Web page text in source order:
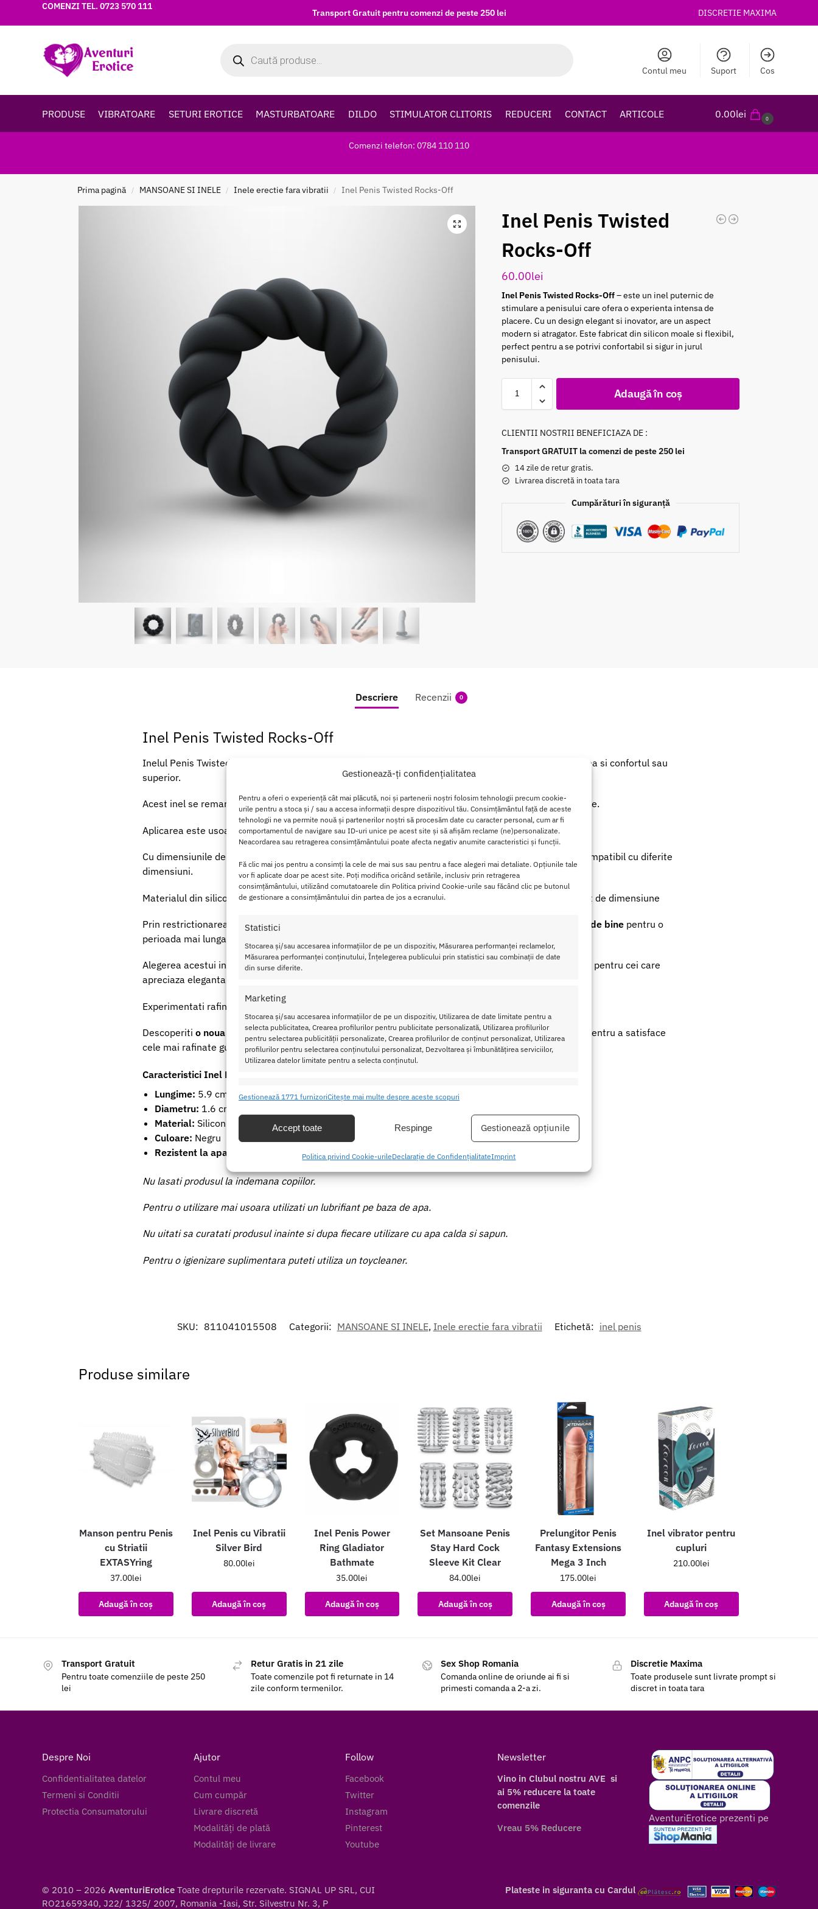
Gestionează-ți confidențialitatea
Pentru a oferi o experiență cât mai plăcută, noi și partenerii noștri folosim tehnologii precum cookie-
urile pentru a stoca și / sau a accesa informații despre dispozitivul tău. Consimțământul față de aceste
tehnologii ne va permite nouă și partenerilor noștri să procesăm date cu caracter personal, cum ar fi
comportamentul de navigare sau ID-uri unice pe acest site și să afișăm reclame (ne)personalizate.
Neacordarea sau retragerea consimțământului poate afecta negativ anumite caracteristici și funcții.
Fă clic mai jos pentru a consimți la cele de mai sus sau pentru a face alegeri mai detaliate. Opțiunile tale
vor fi aplicate doar pe acest site. Poți modifica oricând setările, inclusiv prin retragerea
consimțământului, utilizând comutatoarele din Politica privind Cookie-urile sau făcând clic pe butonul
de gestionare a consimțământului din partea de jos a ecranului.
Statistici
Stocarea și/sau accesarea informațiilor de pe un dispozitiv, Măsurarea performanței reclamelor,
Măsurarea performanței conținutului, Înțelegerea publicului prin statistici sau combinații de date
din surse diferite.
Marketing
Stocarea și/sau accesarea informațiilor de pe un dispozitiv, Utilizarea de date limitate pentru a
selecta publicitatea, Crearea profilurilor pentru publicitate personalizată, Utilizarea profilurilor
pentru selectarea publicității personalizate, Crearea profilurilor de conținut personalizat, Utilizarea
profilurilor pentru selectarea conținutului personalizat, Dezvoltarea și îmbunătățirea serviciilor,
Utilizarea datelor limitate pentru a selecta conținutul.
dispozitive, Identificarea dispozitivelor pe baza informațiilor transmise automat.
baza informațiilor solicitate în mod activ.
erorilor, Furnizarea și prezentarea publicității și a conținutului,
Gestionează 1771 furnizoriCitește mai multe despre aceste scopuri
Accept toate Respinge Gestionează opțiunile
Politica privind Cookie-urileDeclarație de ConfidențialitateImprint
COMENZI TEL.0723 570 111
Transport Gratuit pentru comenzi de peste 250 lei DISCRETIE MAXIMA
Contul meu Suport Cos
PRODUSE VIBRATOARE SETURI EROTICE MASTURBATOARE DILDO STIMULATOR CLITORIS REDUCERI CONTACT ARTICOLE 0.00lei 0
Comenzi telefon: 0784 110 110
Prima pagină / MANSOANE SI INELE / Inele erectie fara vibratii / Inel Penis Twisted Rocks-Off
Inel Penis Twisted
Rocks-Off
60.00lei
Inel Penis Twisted Rocks-Off– este un inel puternic de
stimulare a penisului care ofera o experienta intensa de
placere. Cu un design elegant si inovator, are un aspect
modern si atragator. Este fabricat din silicon moale si flexibil,
perfect pentru a se potrivi confortabil si sigur in jurul
penisului.
Adaugă în coș
CLIENTII NOSTRII BENEFICIAZA DE :
Transport GRATUIT la comenzi de peste 250 lei
14 zile de retur gratis.
Livrarea discretă in toata tara
Cumpărături în siguranță
Descriere Recenzii 0
Inel Penis Twisted Rocks-Off
Inelul Penis Twisted este fabricat din
, un material apreciat pentru flexibilitatea si confortul sau
superior.
Acest inel se remarca prin designul sau unic, cu un model torsionat care adauga eleganta si practicitate.
Aplicarea este usoara, in special cu ajutorul unui lubrifiant pe baza de apa.
Cu dimensiunile de 5.9 cm in lungime si 1.6 cm in diametru, inelul
si este compatibil cu diferite
dimensiuni.
Materialul din silicon lichidse muleaza perfectpe formele corpului, oferind o potrivire ideala indiferent de dimensiune
Prin restrictionarea usoara a fluxului sanguin, Inelul Penis Twisted contribuie la mentinerea unei stari de binepentru o
perioada mai lunga de timp, fara a compromite confortul.
Alegerea acestui inel aduce o combinatie perfecta intre stil si functionalitate, fiind o optiune excelenta pentru cei care
apreciaza eleganta si confortul.
Experimentati rafinamentul si confortul oferite de Inelul Penis Twisted!
Descoperiti o noua dimensiune a bunastariicu acest produs de incredere si inalta calitate, conceput pentru a satisface
cele mai rafinate gusturi.
Caracteristici Inel Penis Twisted Rocks-Off
Lungime: 5.9 cm
Diametru: 1.6 cm
Material: Silicon
Culoare: Negru
Rezistent la apa
Nu lasati produsul la indemana copiilor.
Pentru o utilizare mai usoara utilizati un lubrifiant pe baza de apa.
Nu uitati sa curatati produsul inainte si dupa fiecare utilizare cu apa calda si sapun.
Pentru o igienizare suplimentara puteti utiliza un toycleaner.
SKU: 811041015508 Categorii: MANSOANE SI INELE, Inele erectie fara vibratii Etichetă: inel penis
Produse similare
Manson pentru Penis
cu Striatii
EXTASYring
37.00lei
Adaugă în coș
Inel Penis cu Vibratii
Silver Bird
80.00lei
Adaugă în coș
Inel Penis Power
Ring Gladiator
Bathmate
35.00lei
Adaugă în coș
Set Mansoane Penis
Stay Hard Cock
Sleeve Kit Clear
84.00lei
Adaugă în coș
Prelungitor Penis
Fantasy Extensions
Mega 3 Inch
175.00lei
Adaugă în coș
Inel vibrator pentru
cupluri
210.00lei
Adaugă în coș
Transport Gratuit
Pentru toate comenziile de peste 250
lei
Retur Gratis in 21 zile
Toate comenzile pot fi returnate in 14
zile conform termenilor.
Sex Shop Romania
Comanda online de oriunde ai fi si
primesti comanda a 2-a zi.
Discretie Maxima
Toate produsele sunt livrate prompt si
discret in toata tara
Despre Noi
Confidentialitatea datelor
Termeni si Conditii
Protectia Consumatorului
Ajutor
Contul meu
Cum cumpăr
Livrare discretă
Modalități de plată
Modalități de livrare
Follow
Facebook
Twitter
Instagram
Pinterest
Youtube
Newsletter
Vino in Clubul nostru AVE si
ai 5% reducere la toate
comenzile
Vreau 5% Reducere
AventuriErotice prezenti pe
© 2010 – 2026 AventuriEroticeToate drepturile rezervate. SIGNAL UP SRL, CUI
RO21659340, J22/ 1325/ 2007, Romania -Iasi, Str. Silvestru Nr. 3, P
Plateste in siguranta cu Cardul